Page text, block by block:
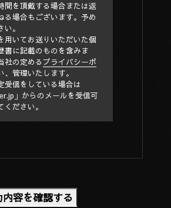
間を頂戴する場合または返
る場合もございます。予め
。
用いてお送りいただいた個
書に記載のものを含みま
社の定める プライバシーポ
、管理いたします。
受信をしている場合は
」からのメールを受信可
ください。
内容を確認する